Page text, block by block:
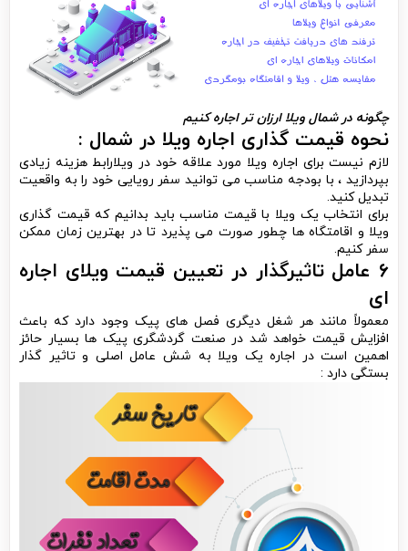
چگونه در شمال ویلا ارزان تر اجاره کنیم
نحوه قیمت گذاری اجاره ویلا در شمال :
لازم نیست برای اجاره ویلا مورد علاقه خود در ویلارابط هزینه زیادی
بپردازید ، با بودجه مناسب می توانید سفر رویایی خود را به واقعیت
تبدیل کنید.
برای انتخاب یک ویلا با قیمت مناسب باید بدانیم که قیمت گذاری
ویلا و اقامتگاه ها چطور صورت می پذیرد تا در بهترین زمان ممکن
سفر کنیم.
۶ عامل تاثیرگذار در تعیین قیمت ویلای اجاره
ای
معمولاً مانند هر شغل دیگری فصل های پیک وجود دارد که باعث
افزایش قیمت خواهد شد در صنعت گردشگری پیک ها بسیار حائز
اهمین است در اجاره یک ویلا به شش عامل اصلی و تاثیر گذار
بستگی دارد :